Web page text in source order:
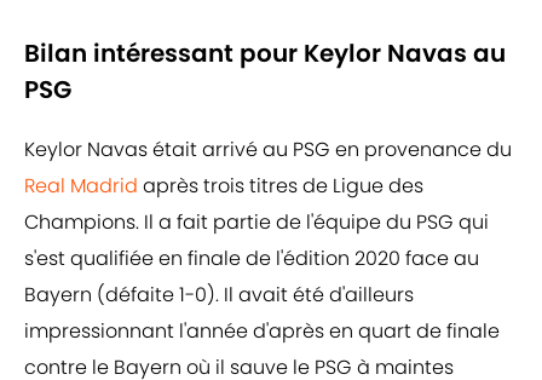
Bilan intéressant pour Keylor Navas au
PSG
Keylor Navas était arrivé au PSG en provenance du
Real Madrid après trois titres de Ligue des
Champions. Il a fait partie de l'équipe du PSG qui
s'est qualifiée en finale de l'édition 2020 face au
Bayern (défaite 1-0). Il avait été d'ailleurs
impressionnant l'année d'après en quart de finale
contre le Bayern où il sauve le PSG à maintes